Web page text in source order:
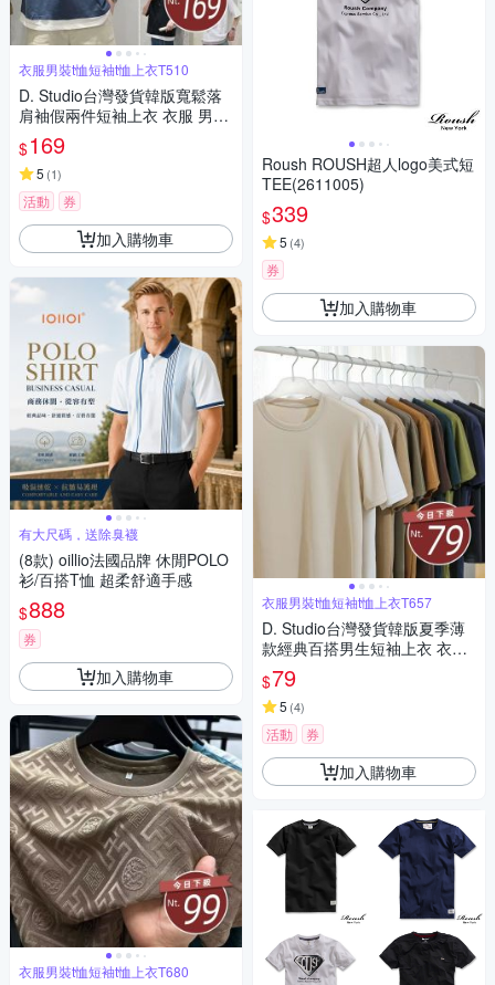
衣服男裝t恤短袖t恤上衣T510
D. Studio台灣發貨韓版寬鬆落
肩袖假兩件短袖上衣 衣服 男
裝 t恤 短袖t恤 上衣T510
$169
5 (1)
活動 券
加入購物車
有大尺碼，送除臭襪
(8款) oillio法國品牌 休閒POLO
衫/百搭T恤 超柔舒適手感
$888
券
加入購物車
衣服男裝t恤短袖t恤上衣T680
Roush ROUSH超人logo美式短
TEE(2611005)
$339
5 (4)
券
加入購物車
衣服男裝t恤短袖t恤上衣T657
D. Studio台灣發貨韓版夏季薄
款經典百搭男生短袖上衣 衣
服 男裝 t恤 短袖t恤 上衣T657
$79
5 (4)
活動 券
加入購物車